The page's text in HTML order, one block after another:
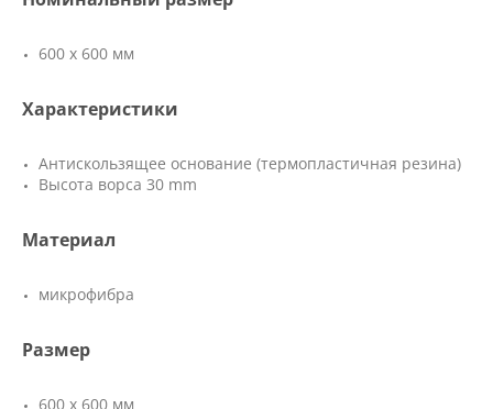
600 х 600 мм
Характеристики
Антискользящее основание (термопластичная резина)
Высота ворса 30 mm
Материал
микрофибра
Размер
600 х 600 мм